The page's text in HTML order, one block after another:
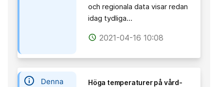
och regionala data visar redan
idag tydliga…
access_time 2021-04-16 10:08
information
Denna
Höga temperaturer på vård-